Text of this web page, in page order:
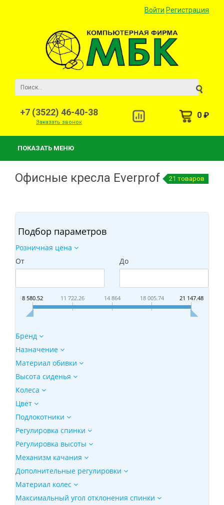
Войти Регистрация
+7 (3522) 46-40-38
Заказать звонок
0 ₽
ПОКАЗАТЬ МЕНЮ
Офисные кресла Everprof 21 товаров
Подбор параметров
Розничная цена
От
До
8 580.52 11 722.26 14 864 18 005.74 21 147.48
Бренд
Назначение
Материал обивки
Высота сиденья
Колеса
Цвет
Подлокотники
Регулировка спинки
Регулировка высоты
Механизм качания
Дополнительные регулировки
Материал колес
Максимальный угол отклонения спинки